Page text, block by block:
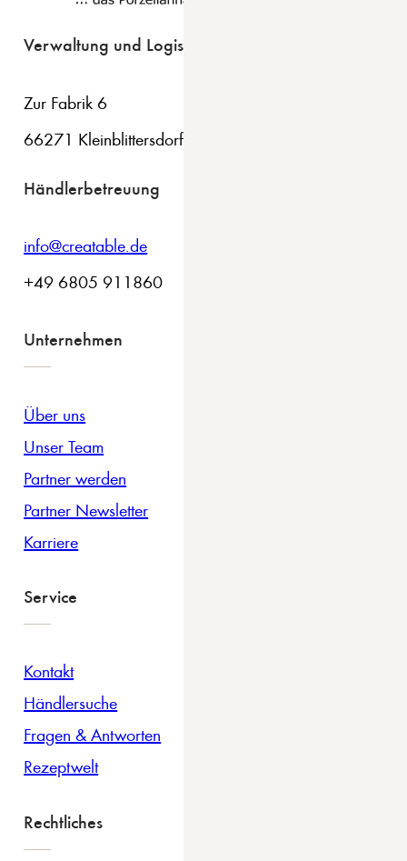
Verwaltung und Logistik
Zur Fabrik 6
66271 Kleinblittersdorf
Händlerbetreuung
info@creatable.de
+49 6805 911860
Unternehmen
Über uns
Unser Team
Partner werden
Partner Newsletter
Karriere
Service
Kontakt
Händlersuche
Fragen & Antworten
Rezeptwelt
Rechtliches